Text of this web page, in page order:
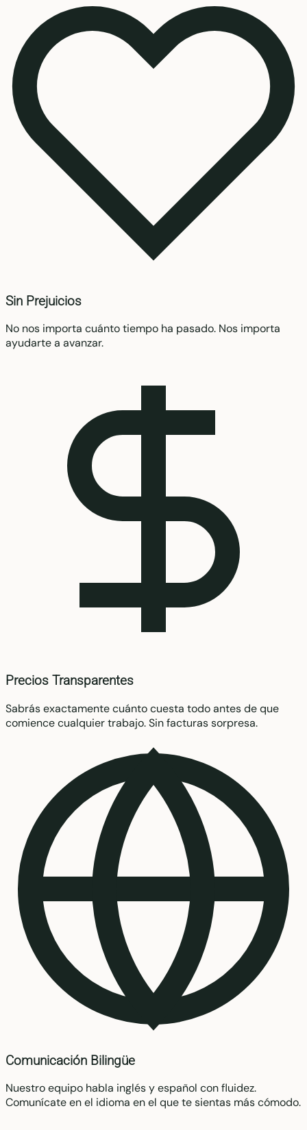
Sin Prejuicios
No nos importa cuánto tiempo ha pasado. Nos importa
ayudarte a avanzar.
Precios Transparentes
Sabrás exactamente cuánto cuesta todo antes de que
comience cualquier trabajo. Sin facturas sorpresa.
Comunicación Bilingüe
Nuestro equipo habla inglés y español con fluidez.
Comunícate en el idioma en el que te sientas más cómodo.